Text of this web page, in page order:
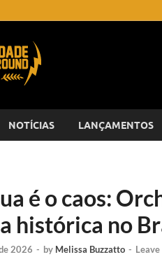
NOTÍCIAS LANÇAMENTOS
é o caos:
histórica no
2026 - by Melissa Buzzatto -